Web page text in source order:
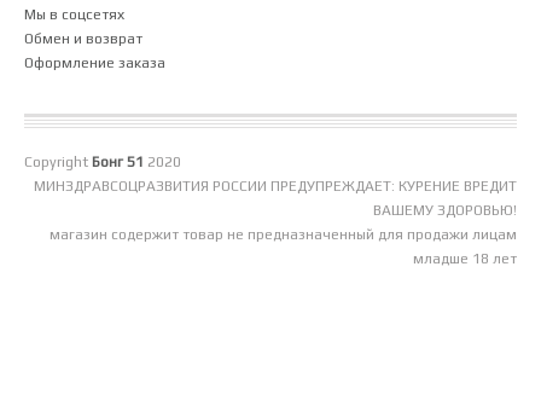
Мы в соцсетях
Обмен и возврат
Оформление заказа
Copyright Бонг 51 2020
МИНЗДРАВСОЦРАЗВИТИЯ РОССИИ ПРЕДУПРЕЖДАЕТ: КУРЕНИЕ ВРЕДИТ
ВАШЕМУ ЗДОРОВЬЮ!
магазин содержит товар не предназначенный для продажи лицам
младше 18 лет